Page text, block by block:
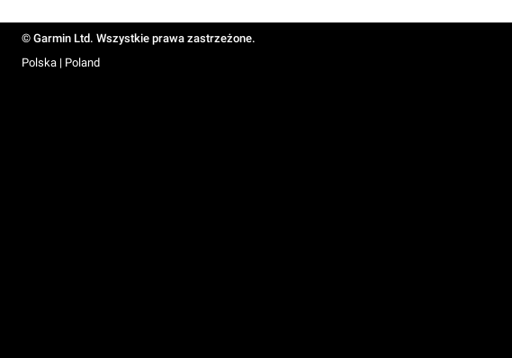
© Garmin Ltd. Wszystkie prawa zastrzeżone.
Polska | Poland